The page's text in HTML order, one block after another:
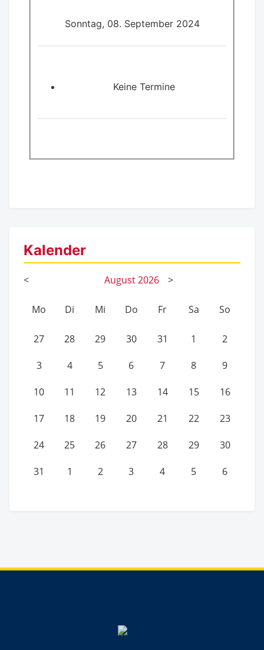
Sonntag, 08. September 2024
Keine Termine
Kalender
< August2026 >
Mo Di Mi Do Fr Sa So
27 28 29 30 31 1 2
3 4 5 6 7 8 9
10 11 12 13 14 15 16
17 18 19 20 21 22 23
24 25 26 27 28 29 30
31 1 2 3 4 5 6